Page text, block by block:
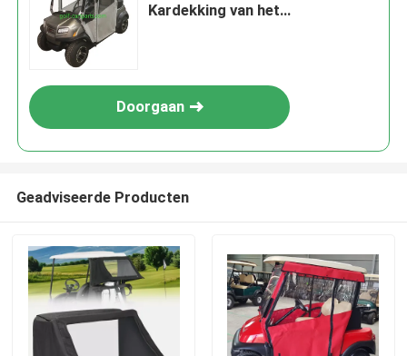
Kardekking van het
Doorgaan
Geadviseerde Producten